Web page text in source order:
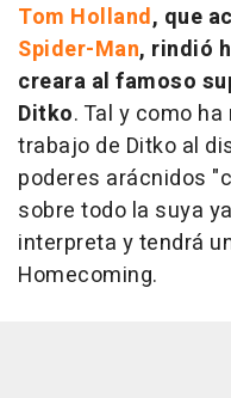
Tom Holland, que
Spider-Man, rindió
creara al famoso
Ditko. Tal y como
trabajo de Ditko al
poderes arácnidos
sobre todo la suya
interpreta y tendrá
Homecoming.